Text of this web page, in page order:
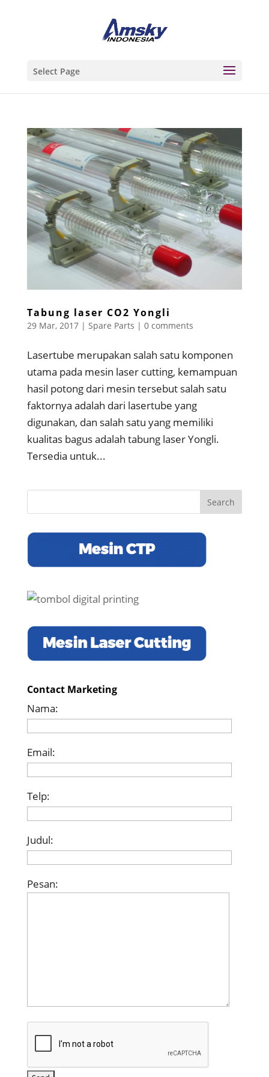
Select Page
Tabung laser CO2 Yongli
29 Mar, 2017| Spare Parts | 0 comments
Lasertube merupakan salah satu komponen
utama pada mesin laser cutting, kemampuan
hasil potong dari mesin tersebut salah satu
faktornya adalah dari lasertube yang
digunakan, dan salah satu yang memiliki
kualitas bagus adalah tabung laser Yongli.
Tersedia untuk...
Contact Marketing
Nama:
Email:
Telp:
Judul:
Pesan: